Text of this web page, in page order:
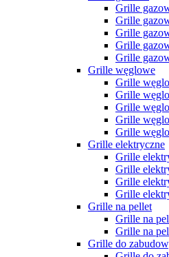
Grille
Grille
Grille
Grille
Grille
Grille węglowe
Grille
Grille
Grille
Grille
Grille
Grille elektryczne
Grille
Grille
Grille
Grille
Grille na pellet
Grille na
Grille na
Grille do